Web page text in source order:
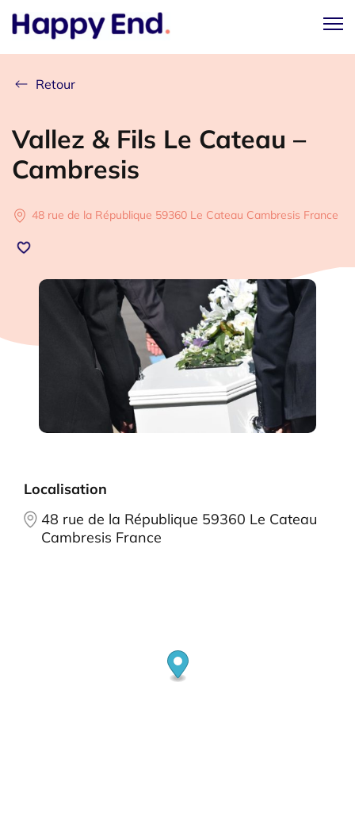
Retour
Vallez & Fils Le Cateau –
Cambresis
48 rue de la République 59360 Le Cateau Cambresis France
Localisation
48 rue de la République 59360 Le Cateau
Cambresis France